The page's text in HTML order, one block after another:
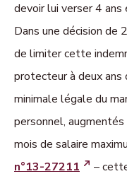
devoir lui verser 4 ans
Dans une décision de
de limiter cette
protecteur à deux ans
minimale légale du
personnel,
mois de salaire
n°13-27211
–